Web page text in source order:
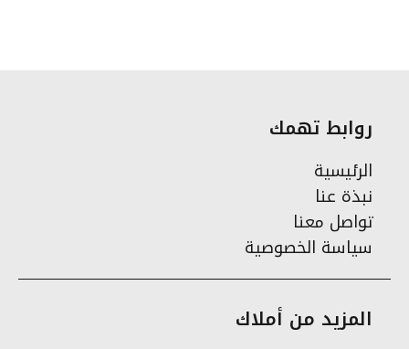
روابط تهمك
الرئيسية
نبذة عنا
تواصل معنا
سياسة الخصوصية
المزيد من أملاك